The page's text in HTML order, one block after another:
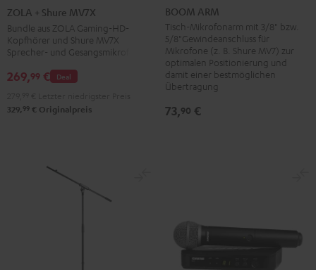
+
Shure
MV7X
Dark
Gray
ZOLA + Shure MV7X
Bundle aus ZOLA Gaming-HD-
Kopfhörer und Shure MV7X
Sprecher- und Gesangsmikrofon
Deal
269,99 €
329, 99 € Originalpreis
ARM
Schwarz
BOOM ARM
Tisch-Mikrofonarm mit 3/8" bzw.
5/8"Gewindeanschluss für
Mikrofone (z. B. Shure MV7) zur
optimalen Positionierung und
damit einer bestmöglichen
Übertragung
73,90 €